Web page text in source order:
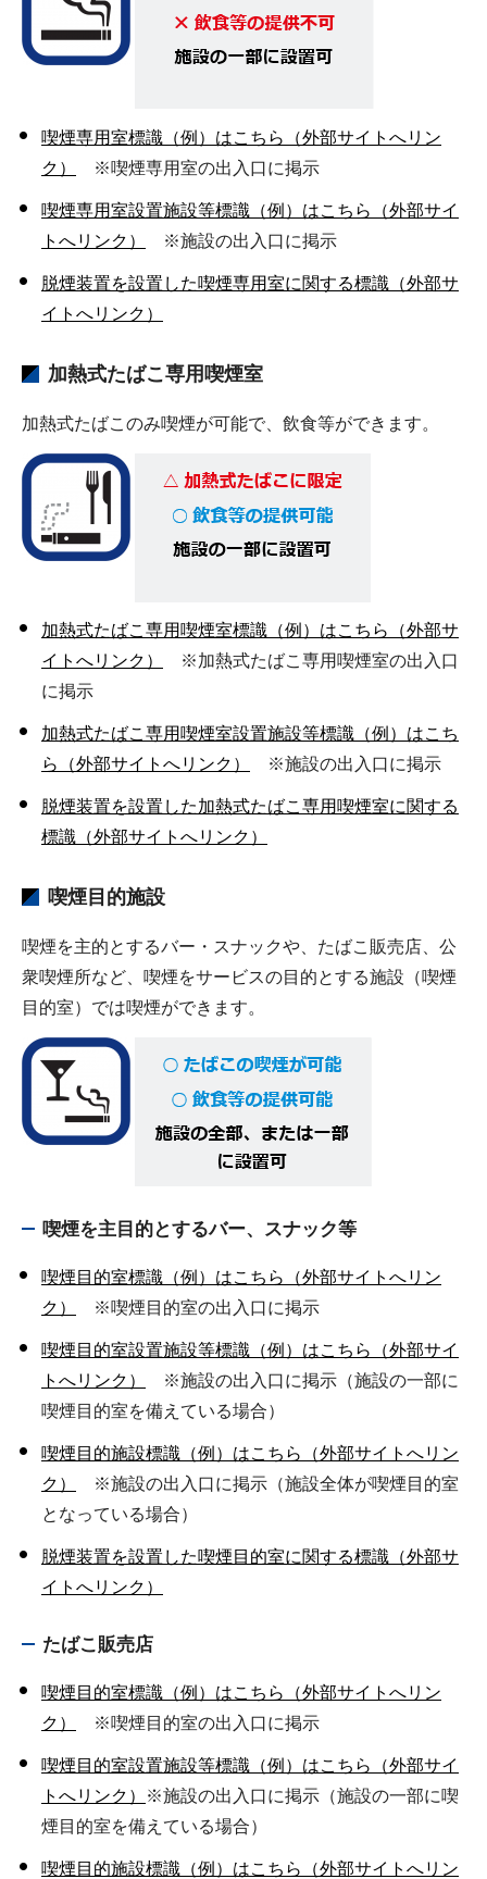
喫煙専用室標識（例）はこちら（外部サイトへリン
ク）
※喫煙専用室の出入口に掲示
喫煙専用室設置施設等標識（例）はこちら（外部サイ
トへリンク）
※施設の出入口に掲示
脱煙装置を設置した喫煙専用室に関する標識（外部サ
イトへリンク）
加熱式たばこ専用喫煙室
加熱式たばこのみ喫煙が可能で、飲食等ができます。
加熱式たばこ専用喫煙室標識（例）はこちら（外部サ
イトへリンク）
※加熱式たばこ専用喫煙室の出入口
に掲示
加熱式たばこ専用喫煙室設置施設等標識（例）はこち
ら（外部サイトへリンク）
※施設の出入口に掲示
脱煙装置を設置した加熱式たばこ専用喫煙室に関する
標識（外部サイトへリンク）
喫煙目的施設
喫煙を主的とするバー・スナックや、たばこ販売店、公
衆喫煙所など、喫煙をサービスの目的とする施設（喫煙
目的室）では喫煙ができます。
喫煙を主目的とするバー、スナック等
喫煙目的室標識（例）はこちら（外部サイトへリン
ク）
※喫煙目的室の出入口に掲示
喫煙目的室設置施設等標識（例）はこちら（外部サイ
トへリンク）
※施設の出入口に掲示（施設の一部に
喫煙目的室を備えている場合）
喫煙目的施設標識（例）はこちら（外部サイトへリン
ク）
※施設の出入口に掲示（施設全体が喫煙目的室
となっている場合）
脱煙装置を設置した喫煙目的室に関する標識（外部サ
イトへリンク）
たばこ販売店
喫煙目的室標識（例）はこちら（外部サイトへリン
ク）
※喫煙目的室の出入口に掲示
喫煙目的室設置施設等標識（例）はこちら（外部サイ
トへリンク）
※施設の出入口に掲示（施設の一部に喫
煙目的室を備えている場合）
喫煙目的施設標識（例）はこちら（外部サイトへリン